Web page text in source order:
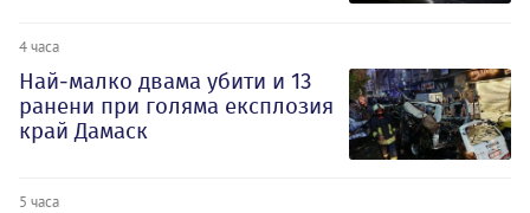
4 часа
Най-малко двама убити и 13
ранени при голяма експлозия
край Дамаск
5 часа